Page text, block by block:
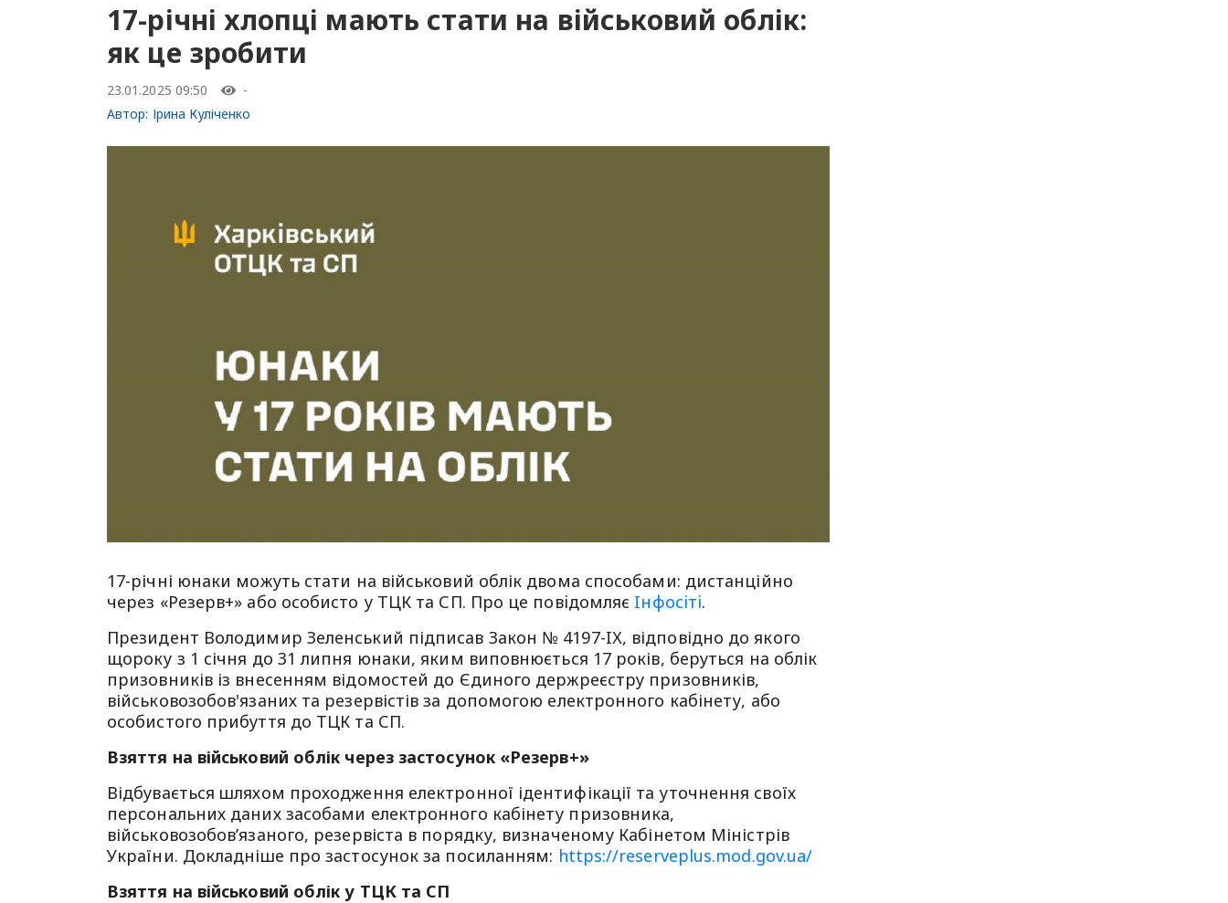
17-річні хлопці мають стати на військовий облік:
як це зробити
23.01.2025 09:50
-
Автор: Ірина Куліченко
17-річні юнаки можуть стати на військовий облік двома способами: дистанційно
через «Резерв+» або особисто у ТЦК та СП. Про це повiдомляє Iнфосiтi.
Президент Володимир Зеленський підписав Закон № 4197-IХ, відповідно до якого
щороку з 1 січня до 31 липня юнаки, яким виповнюється 17 років, беруться на облік
призовників із внесенням відомостей до Єдиного держреєстру призовників,
військовозобов'язаних та резервістів за допомогою електронного кабінету, або
особистого прибуття до ТЦК та СП.
Взяття на військовий облік через застосунок «Резерв+»
Відбувається шляхом проходження електронної ідентифікації та уточнення своїх
персональних даних засобами електронного кабінету призовника,
військовозобов’язаного, резервіста в порядку, визначеному Кабінетом Міністрів
України. Докладніше про застосунок за посиланням: https://reserveplus.mod.gov.ua/
Взяття на військовий облік у ТЦК та СП